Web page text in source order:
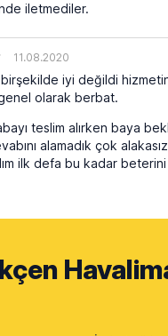
iletmediler.
11.08.2020
iyi değildi
olarak berbat.
teslim alırken baya
alamadık çok
ilk defa bu kadar